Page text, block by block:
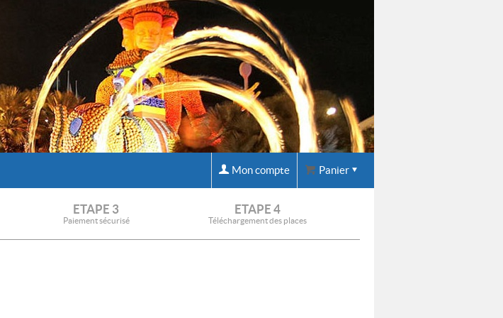
Panier
Mon compte
ETAPE 3
Paiement sécurisé
ETAPE 4
Téléchargement des places